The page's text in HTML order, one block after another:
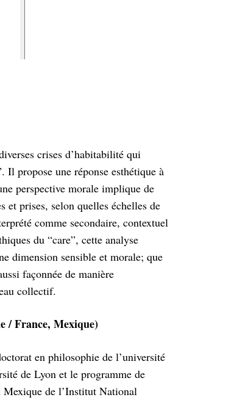
crises d’habitabilité qui
Il propose une réponse esthétique à
perspective morale implique de
et prises, selon quelles échelles de
comme secondaire, contextuel
du “care”, cette analyse
dimension sensible et morale; que
façonnée de manière
collectif.
/ France, Mexique)
en philosophie de l’université
de Lyon et le programme de
de l’Institut National